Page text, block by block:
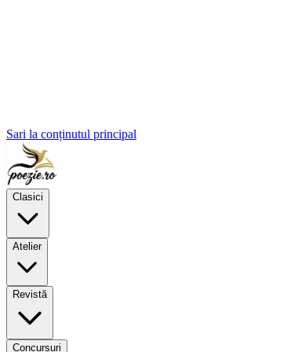
Sari la conținutul principal
Clasici
Atelier
Revistă
Concursuri